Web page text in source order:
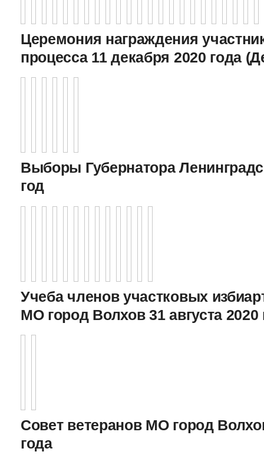
Церемония награждения
процесса 11 декабря 2020 года
Выборы Губернатора
год
Учеба членов участковых
МО город Волхов 31 августа 2020
Совет ветеранов МО город
года